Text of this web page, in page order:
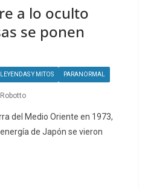
a lo oculto
se ponen
LEYENDAS Y MITOS PARANORMAL
del Medio Oriente en 1973,
de Japón se vieron